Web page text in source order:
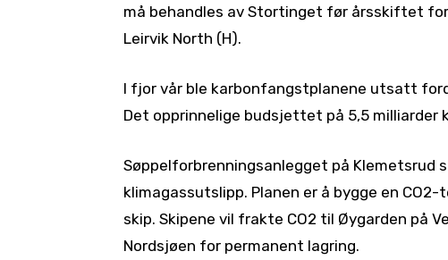
må behandles av Stortinget før årsskiftet
Leirvik North (H).
I fjor vår ble karbonfangstplanene utsatt
Det opprinnelige budsjettet på 5,5 milliarder
Søppelforbrenningsanlegget på Klemetsrud
klimagassutslipp. Planen er å bygge en
skip. Skipene vil frakte CO2 til Øygarden på
Nordsjøen for permanent lagring.